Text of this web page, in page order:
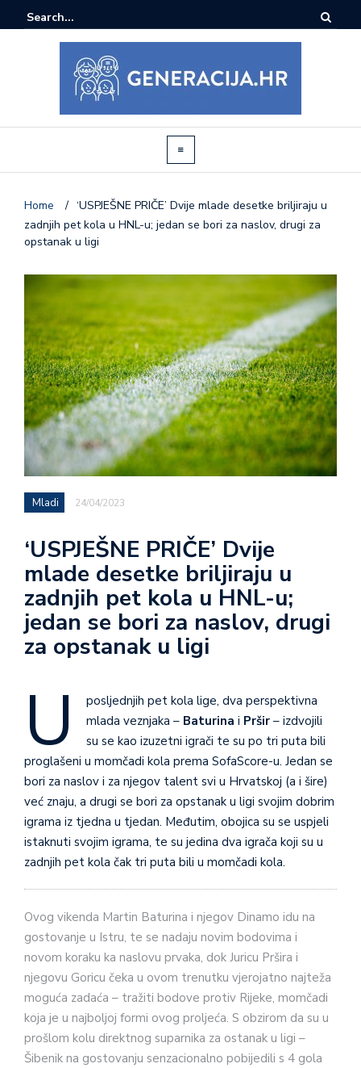
Home / ‘USPJEŠNE PRIČE’ Dvije mlade desetke briljiraju u
zadnjih pet kola u HNL-u; jedan se bori za naslov, drugi za
opstanak u ligi
Mladi 24/04/2023
‘USPJEŠNE PRIČE’ Dvije
mlade desetke briljiraju u
zadnjih pet kola u HNL-u;
jedan se bori za naslov, drugi
za opstanak u ligi
U
posljednjih pet kola lige, dva perspektivna
mlada veznjaka – Baturina i Pršir – izdvojili
su se kao izuzetni igrači te su po tri puta bili
proglašeni u momčadi kola prema SofaScore-u. Jedan se
bori za naslov i za njegov talent svi u Hrvatskoj (a i šire)
već znaju, a drugi se bori za opstanak u ligi svojim dobrim
igrama iz tjedna u tjedan. Međutim, obojica su se uspjeli
istaknuti svojim igrama, te su jedina dva igrača koji su u
zadnjih pet kola čak tri puta bili u momčadi kola.
Ovog vikenda Martin Baturina i njegov Dinamo idu na
gostovanje u Istru, te se nadaju novim bodovima i
novom koraku ka naslovu prvaka, dok Juricu Pršira i
njegovu Goricu čeka u ovom trenutku vjerojatno najteža
moguća zadaća – tražiti bodove protiv Rijeke, momčadi
koja je u najboljoj formi ovog proljeća. S obzirom da su u
prošlom kolu direktnog suparnika za ostanak u ligi –
Šibenik na gostovanju senzacionalno pobijedili s 4 gola